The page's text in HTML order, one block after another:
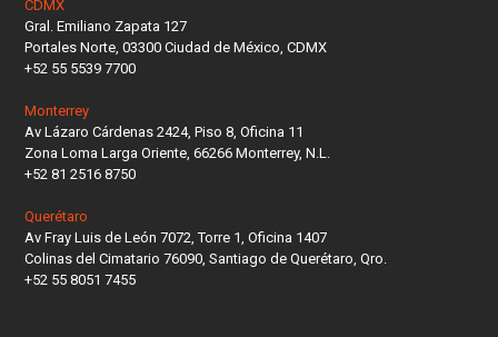
CDMX
Gral. Emiliano Zapata 127
Portales Norte, 03300 Ciudad de México, CDMX
+52 55 5539 7700
Monterrey
Av Lázaro Cárdenas 2424, Piso 8, Oficina 11
Zona Loma Larga Oriente, 66266 Monterrey, N.L.
+52 81 2516 8750
Querétaro
Av Fray Luis de León 7072, Torre 1, Oficina 1407
Colinas del Cimatario 76090, Santiago de Querétaro, Qro.
+52 55 8051 7455